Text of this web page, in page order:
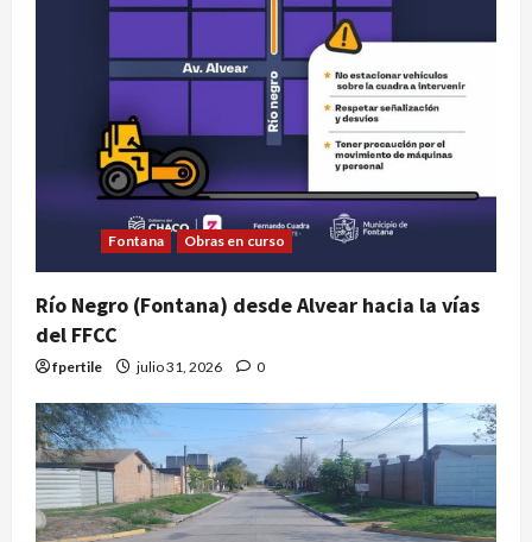
Fontana Obras en curso
Río Negro (Fontana) desde Alvear hacia la vías
del FFCC
fpertile julio 31, 2026 0